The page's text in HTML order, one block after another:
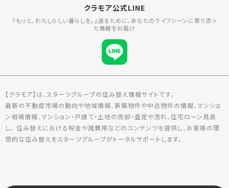
クラモア公式LINE
『もっと、わたしらしい暮らしを。』送るために、あなたのライフシーンに寄り添っ
た情報をお届け
【クラモア】は、スターツグループの住み替え情報サイトです。
最新の不動産市場の動向や地域情報、新築物件や中古物件の情報、マンショ
ン相場情報、マンション・戸建て・土地の売却・査定や流れ、住宅ローン見直
し、 住み替えにおける税金や諸費用などのコンテンツを提供し、お客様の理
想的な住み替えをスターツグループがトータルサポートします。